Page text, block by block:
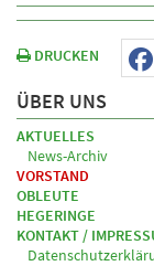
DRUCKEN
ÜBER UNS
AKTUELLES
News-Archiv
VORSTAND
OBLEUTE
HEGERINGE
KONTAKT /